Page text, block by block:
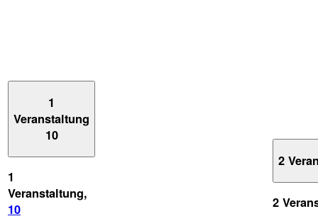
1
Veranstaltung
10
1
Veranstaltung,
10
2
2